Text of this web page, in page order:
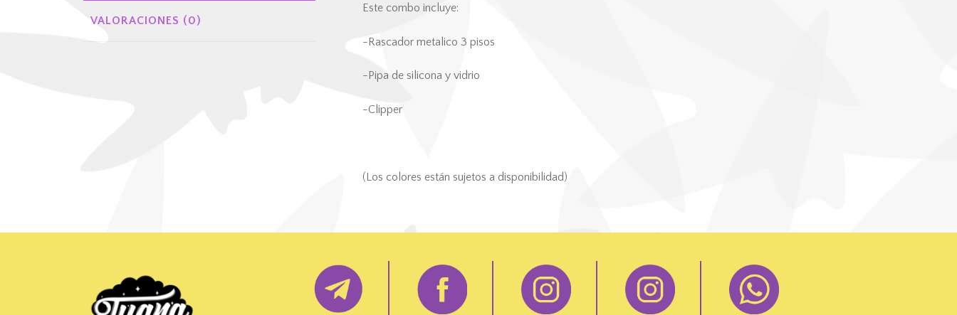
VALORACIONES (0)
Este combo incluye:
-Rascador metalico 3 pisos
-Pipa de silicona y vidrio
-Clipper
(Los colores están sujetos a disponibilidad)